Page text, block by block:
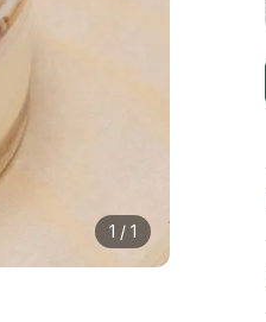
1 / 1